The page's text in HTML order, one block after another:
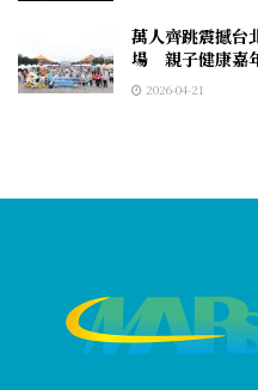
萬人齊跳震撼台
場 親子健康嘉
2026-04-21